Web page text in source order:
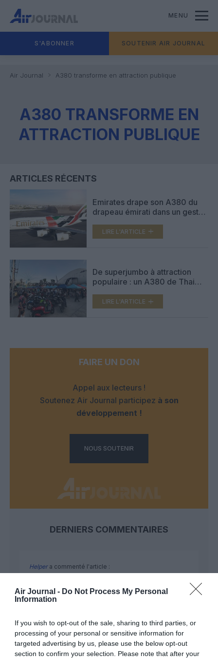
Air Journal - Do Not Process My Personal
Information
If you wish to opt-out of the sale, sharing to third parties, or
processing of your personal or sensitive information for
targeted advertising by us, please use the below opt-out
section to confirm your selection. Please note that after your
MENU
S'ABONNER SOUTENIR AIR JOURNAL
Air Journal A380 transforme en attraction publique
A380 TRANSFORME EN
ATTRACTION PUBLIQUE
ARTICLES RÉCENTS
Emirates drape son A380 du
drapeau émirati dans un geste
LIRE L'ARTICLE
De superjumbo à attraction
populaire : un A380 de Thai
restaurant sur un marché
(vidéo)
LIRE L'ARTICLE
FAIRE UN DON
Appel aux lecteurs !
Soutenez Air Journal participez à son
développement !
NOUS SOUTENIR
DERNIERS COMMENTAIRES
Helpera commenté l'article :
Airlines relie l’Écosse à l’Australie
Sauf si…a commenté l'article :
Incivilités à Bangkok : 22 passagers chinois refusés à
bord après une course-poursuite, l’incident devient